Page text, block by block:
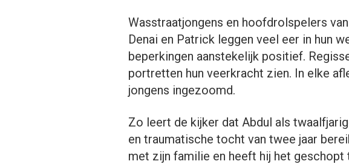
Wasstraatjongens en hoofdrolspelers
Denai en Patrick leggen veel eer in hun
beperkingen aanstekelijk positief.
portretten hun veerkracht zien. In elke
jongens ingezoomd.
Zo leert de kijker dat Abdul als
en traumatische tocht van twee jaar
met zijn familie en heeft hij het